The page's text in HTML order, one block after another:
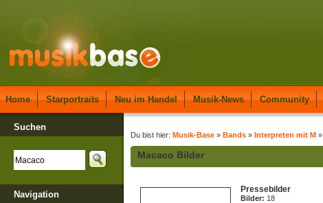
Home Starportraits Neu im Handel Musik-News Community
Suchen
Navigation
Du bist hier: Musik-Base » Bands » Interpreten mit M »
Macaco Bilder
Pressebilder
Bilder: 18